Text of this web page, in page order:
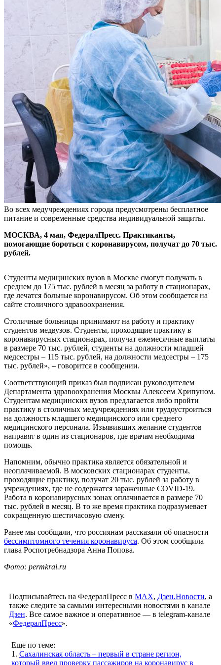
Во всех медучреждениях города предусмотрены бесплатное
питание и современные средства индивидуальной защиты.
МОСКВА, 4 мая, ФедералПресс. Практиканты,
помогающие бороться с коронавирусом, получат до 70 тыс.
рублей.
Студенты медицинских вузов в Москве смогут получать в
среднем до 175 тыс. рублей в месяц за работу в стационарах,
где лечатся больные коронавирусом. Об этом сообщается на
сайте столичного здравоохранения.
Столичные больницы принимают на работу и практику
студентов медвузов. Студенты, проходящие практику в
коронавирусных стационарах, получат ежемесячные выплаты
в размере 70 тыс. рублей, студенты на должности младшей
медсестры – 115 тыс. рублей, на должности медсестры – 175
тыс. рублей», – говорится в сообщении.
Соответствующий приказ был подписан руководителем
Департамента здравоохранения Москвы Алексеем Хрипуном.
Студентам медицинских вузов предлагается либо пройти
практику в столичных медучреждениях или трудоустроиться
на должность младшего медицинского или среднего
медицинского персонала. Изъявивших желание студентов
направят в один из стационаров, где врачам необходима
помощь.
Напомним, обычно практика является обязательной и
неоплачиваемой. В московских стационарах студенты,
проходящие практику, получат 20 тыс. рублей за работу в
учреждениях, где не содержатся зараженные COVID-19.
Работа в коронавирусных зонах оплачивается в размере 70
тыс. рублей в месяц. В то же время практика подразумевает
сокращенную шестичасовую смену.
Ранее мы сообщали, что россиянам рассказали об опасности
бессимптомного течения коронавируса. Об этом сообщила
глава Роспотребнадзора Анна Попова.
Фото: permkrai.ru
Подписывайтесь на ФедералПресс в МАХ, Дзен.Новости, а
также следите за самыми интересными новостями в канале
Дзен. Все самое важное и оперативное — в telegram-канале
«ФедералПресс».
Еще по теме:
1. Сахалинская область – первый в стране регион,
который ввел проверку пассажиров на коронавирус в